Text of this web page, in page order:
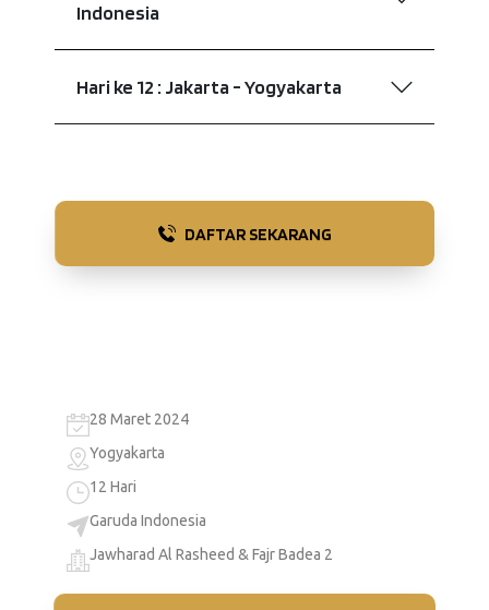
Indonesia
Hari ke 12 : Jakarta - Yogyakarta
DAFTAR SEKARANG
28 Maret 2024
Yogyakarta
12 Hari
Garuda Indonesia
Jawharad Al Rasheed & Fajr Badea 2